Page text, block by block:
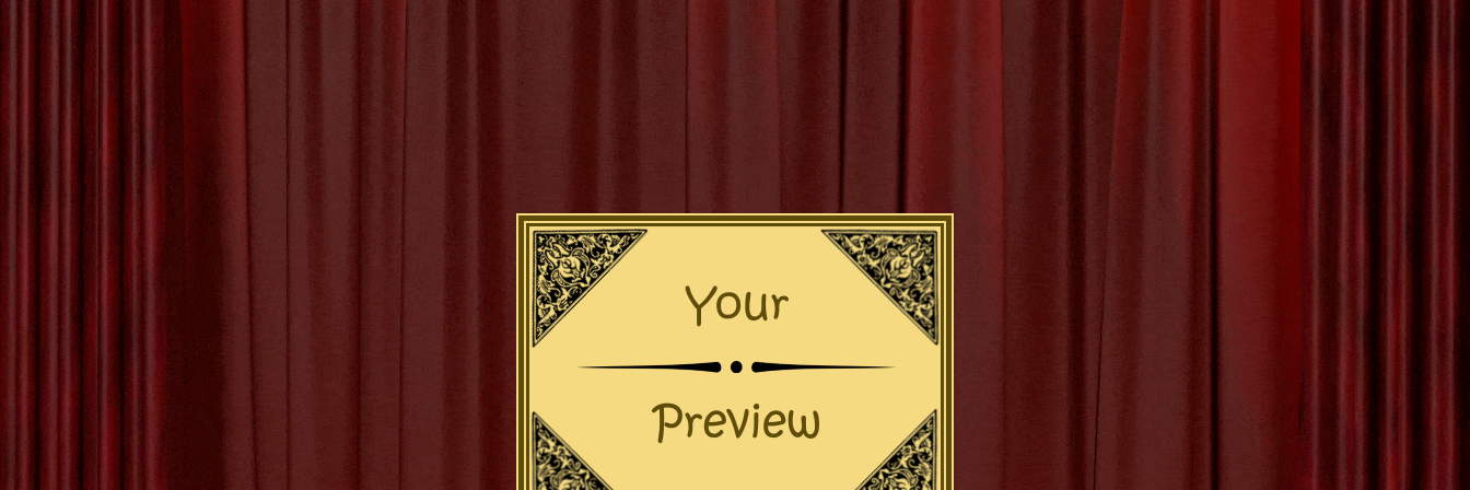
BY 0 COMMENTS
De Schat van Belgische Kunst: Een Divers
en Creatief Erfgoed
de Kunst Appel
De Kunst van Andy
Warhol: Een Icoon
van de Pop Art
Beweging
De Evolutie van
Creativiteit: Het
Digitale Schilderij
in de Kunstwereld
De Kracht van
Geëngageerde
Kunst: Kunst met
een Missie
De Visionaire
Wereld van
Hedendaagse
Kunstenaars